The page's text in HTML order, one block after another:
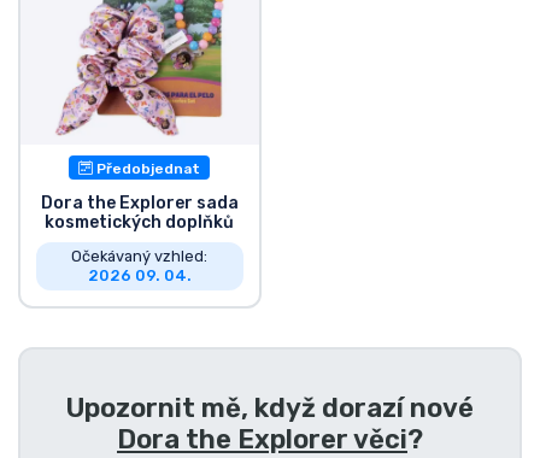
Předobjednat
Dora the Explorer sada
kosmetických doplňků
Očekávaný vzhled:
2026 09. 04.
Upozornit mě, když dorazí nové
Dora the Explorer věci?
Typy produktů
Značky